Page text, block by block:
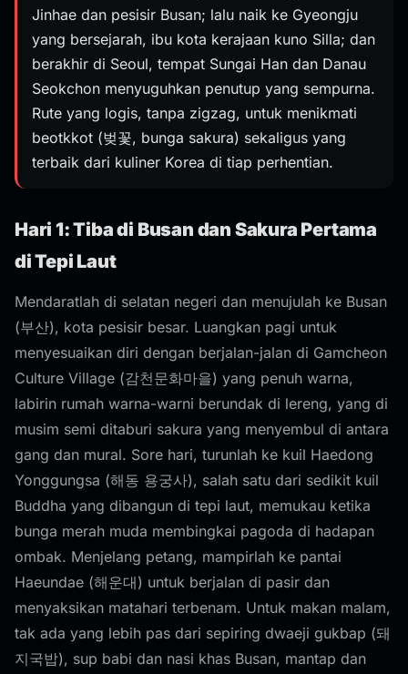
Jinhae dan pesisir Busan; lalu naik ke Gyeongju
yang bersejarah, ibu kota kerajaan kuno Silla; dan
berakhir di Seoul, tempat Sungai Han dan Danau
Seokchon menyuguhkan penutup yang sempurna.
Rute yang logis, tanpa zigzag, untuk menikmati
beotkkot (벚꽃, bunga sakura) sekaligus yang
terbaik dari kuliner Korea di tiap perhentian.
Hari 1: Tiba di Busan dan Sakura Pertama
di Tepi Laut
Mendaratlah di selatan negeri dan menujulah ke Busan
(부산), kota pesisir besar. Luangkan pagi untuk
menyesuaikan diri dengan berjalan-jalan di Gamcheon
Culture Village (감천문화마을) yang penuh warna,
labirin rumah warna-warni berundak di lereng, yang di
musim semi ditaburi sakura yang menyembul di antara
gang dan mural. Sore hari, turunlah ke kuil Haedong
Yonggungsa (해동 용궁사), salah satu dari sedikit kuil
Buddha yang dibangun di tepi laut, memukau ketika
bunga merah muda membingkai pagoda di hadapan
ombak. Menjelang petang, mampirlah ke pantai
Haeundae (해운대) untuk berjalan di pasir dan
menyaksikan matahari terbenam. Untuk makan malam,
tak ada yang lebih pas dari sepiring dwaeji gukbap (돼
지국밥), sup babi dan nasi khas Busan, mantap dan